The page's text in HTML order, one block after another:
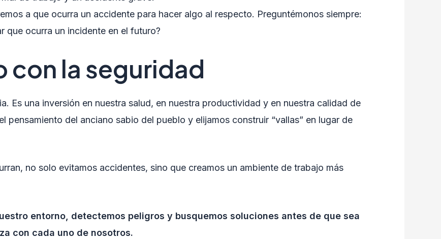
a que ocurra un accidente para hacer algo al respecto. Preguntémonos siempre:
que ocurra un incidente en el futuro?
con la seguridad
Es una inversión en nuestra salud, en nuestra productividad y en nuestra calidad de
pensamiento del anciano sabio del pueblo y elijamos construir “vallas” en lugar de
no solo evitamos accidentes, sino que creamos un ambiente de trabajo más
entorno, detectemos peligros y busquemos soluciones antes de que sea
con cada uno de nosotros.